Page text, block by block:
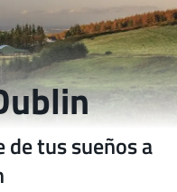
tus sueños a